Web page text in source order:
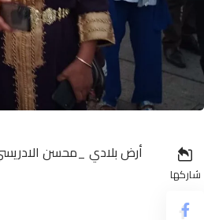
شاركها
أرض بلادي _محسن